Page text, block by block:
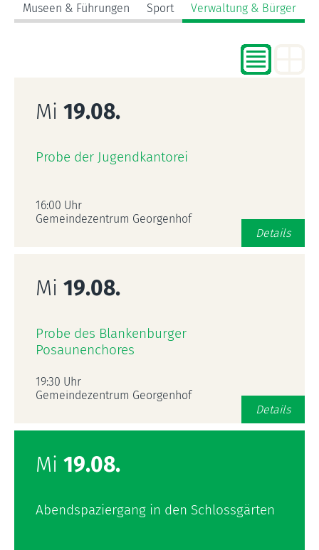
Museen & Führungen Sport Verwaltung & Bürger
Mi 19.08.
Probe der Jugendkantorei
16:00 Uhr
Gemeindezentrum Georgenhof
Details
Mi 19.08.
Probe des Blankenburger
Posaunenchores
19:30 Uhr
Gemeindezentrum Georgenhof
Details
Mi 19.08.
Abendspaziergang in den Schlossgärten